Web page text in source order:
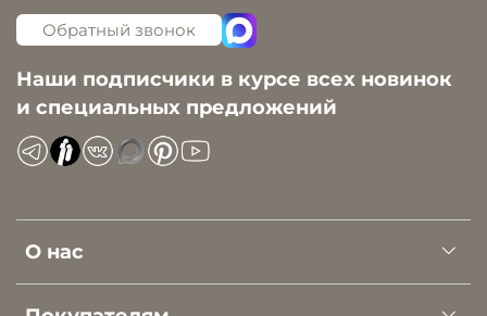
О нас
Обратный звонок
Наши подписчики в курсе всех новинок
и специальных предложений